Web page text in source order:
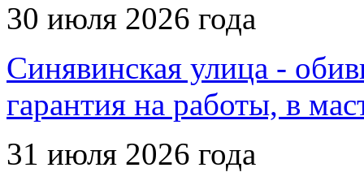
30 июля 2026 года
Синявинская улица -
гарантия на работы, в
31 июля 2026 года